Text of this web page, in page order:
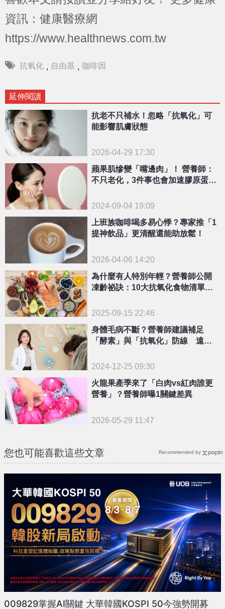
資訊：健康醫療網
https://www.healthnews.com.tw
抗氧化 , 自由基 , 咖啡因
延伸閱讀
抗老不只補水！忽略「抗氧化」可
能影響肌膚狀態
2026-04-29 17:30
蘋果肌慘變「嘴邊肉」！ 營養師：
不只老化，3件事也會加速膠原蛋白
2024-09-04 19:09
上班族咖啡喝多易心悸？專家推「1
提神飲品」更清醒還能助放鬆！
2026-04-06 14:20
為什麼有人特別年輕？營養師公開
凍齡祕訣：10大抗氧化食物清單必
2025-09-15 22:46
身體毛病不斷？營養師建議補足
「酵素」與「抗氧化」防線 遠離
2024-12-25 09:30
火龍果產季來了「白肉vs紅肉誰更
營養」？營養師曝1關鍵差異
2026-05-29 11:47
您也可能喜歡這些文章
009829掌握AI關鍵 大華韓國KOSPI 50今強勢開募
Recommended by